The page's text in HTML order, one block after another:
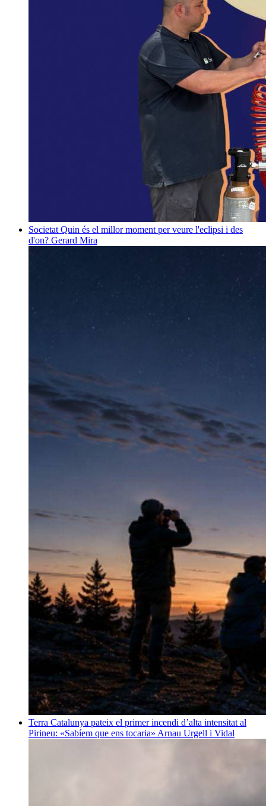
Societat Quin és el millor moment per veure l'eclipsi i des
d'on? Gerard Mira
Terra Catalunya pateix el primer incendi d’alta intensitat al
Pirineu: «Sabíem que ens tocaria» Arnau Urgell i Vidal